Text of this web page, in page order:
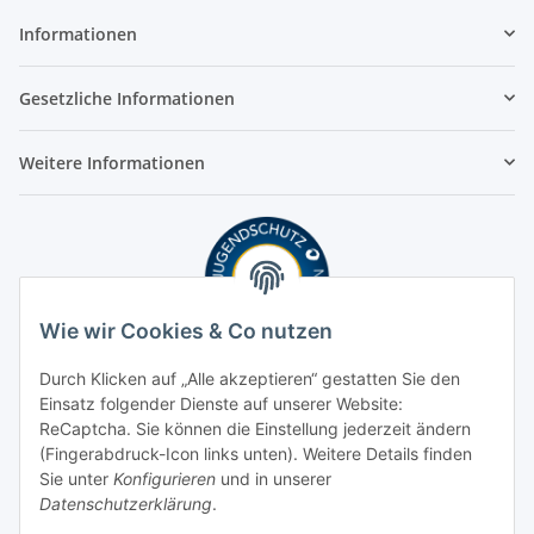
Informationen
Gesetzliche Informationen
Weitere Informationen
Wie wir Cookies & Co nutzen
Durch Klicken auf „Alle akzeptieren“ gestatten Sie den
Einsatz folgender Dienste auf unserer Website:
ReCaptcha. Sie können die Einstellung jederzeit ändern
(Fingerabdruck-Icon links unten). Weitere Details finden
Sie unter Konfigurieren und in unserer
Datenschutzerklärung.